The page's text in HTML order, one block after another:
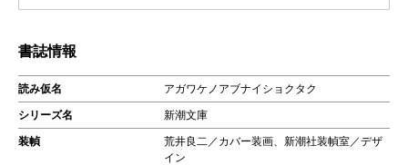
書誌情報
読み仮名 アガワケノアブナイショクタク
シリーズ名 新潮文庫
装幀
荒井良二／カバー装画、新潮社装幀室／デザ
イン